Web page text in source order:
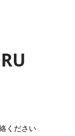
ください